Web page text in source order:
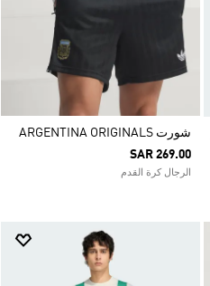
شورت ARGENTINA ORIGINALS
SAR 269.00
الرجال كرة القدم